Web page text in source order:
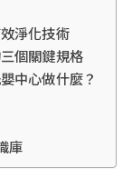
淨化技術
個關鍵規格
中心做什麼？
庫